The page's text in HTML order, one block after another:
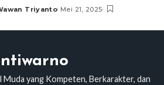
Triyanto Mei 21, 2025
yang Kompeten, Berkarakter, dan